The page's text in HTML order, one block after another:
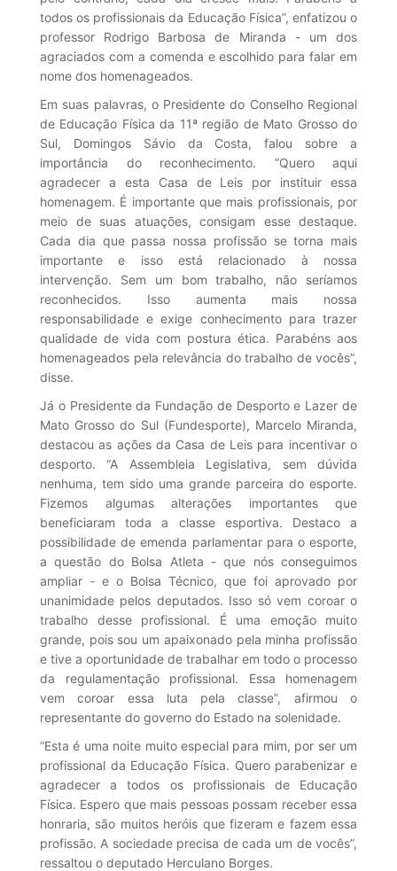
todos os profissionais da Educação Física”, enfatizou o
professor Rodrigo Barbosa de Miranda - um dos
agraciados com a comenda e escolhido para falar em
nome dos homenageados.
Em suas palavras, o Presidente do Conselho Regional
de Educação Física da 11ª região de Mato Grosso do
Sul, Domingos Sávio da Costa, falou sobre a
importância do reconhecimento. “Quero aqui
agradecer a esta Casa de Leis por instituir essa
homenagem. É importante que mais profissionais, por
meio de suas atuações, consigam esse destaque.
Cada dia que passa nossa profissão se torna mais
importante e isso está relacionado à nossa
intervenção. Sem um bom trabalho, não seríamos
reconhecidos. Isso aumenta mais nossa
responsabilidade e exige conhecimento para trazer
qualidade de vida com postura ética. Parabéns aos
homenageados pela relevância do trabalho de vocês”,
disse.
Já o Presidente da Fundação de Desporto e Lazer de
Mato Grosso do Sul (Fundesporte), Marcelo Miranda,
destacou as ações da Casa de Leis para incentivar o
desporto. “A Assembleia Legislativa, sem dúvida
nenhuma, tem sido uma grande parceira do esporte.
Fizemos algumas alterações importantes que
beneficiaram toda a classe esportiva. Destaco a
possibilidade de emenda parlamentar para o esporte,
a questão do Bolsa Atleta - que nós conseguimos
ampliar - e o Bolsa Técnico, que foi aprovado por
unanimidade pelos deputados. Isso só vem coroar o
trabalho desse profissional. É uma emoção muito
grande, pois sou um apaixonado pela minha profissão
e tive a oportunidade de trabalhar em todo o processo
da regulamentação profissional. Essa homenagem
vem coroar essa luta pela classe”, afirmou o
representante do governo do Estado na solenidade.
“Esta é uma noite muito especial para mim, por ser um
profissional da Educação Física. Quero parabenizar e
agradecer a todos os profissionais de Educação
Física. Espero que mais pessoas possam receber essa
honraria, são muitos heróis que fizeram e fazem essa
profissão. A sociedade precisa de cada um de vocês”,
ressaltou o deputado Herculano Borges.